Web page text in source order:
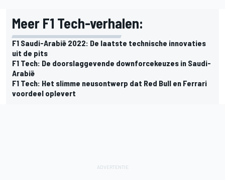
Meer F1 Tech-verhalen:
F1 Saudi-Arabië 2022: De laatste technische innovaties
uit de pits
F1 Tech: De doorslaggevende downforcekeuzes in Saudi-
Arabië
F1 Tech: Het slimme neusontwerp dat Red Bull en Ferrari
voordeel oplevert